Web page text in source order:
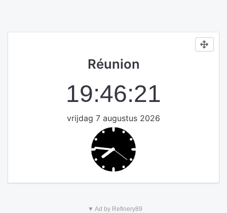
Réunion
19:46:21
vrijdag 7 augustus 2026
▼ Ad by Refinery89